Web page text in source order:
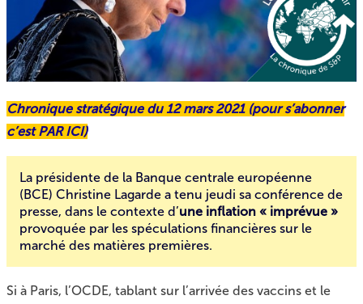
Chronique stratégique du 12 mars 2021 (pour s’abonner
c’estPAR ICI)
La présidente de la Banque centrale européenne
(BCE) Christine Lagarde a tenu jeudi sa conférence de
presse, dans le contexte d’une inflation « imprévue »
provoquée par les spéculations financières sur le
marché des matières premières.
Si à Paris, l’OCDE, tablant sur l’arrivée des vaccins et le